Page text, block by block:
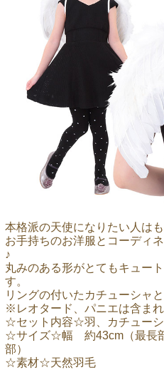
本格派の天使になりたい人はも
お手持ちのお洋服とコーディ
♪
丸みのある形がとてもキュー
す。
リングの付いたカチューシャ
※レオタード、パニエは含まれ
☆セット内容☆羽、カチュー
☆サイズ☆幅 約43cm（最長
部）
☆素材☆天然羽毛